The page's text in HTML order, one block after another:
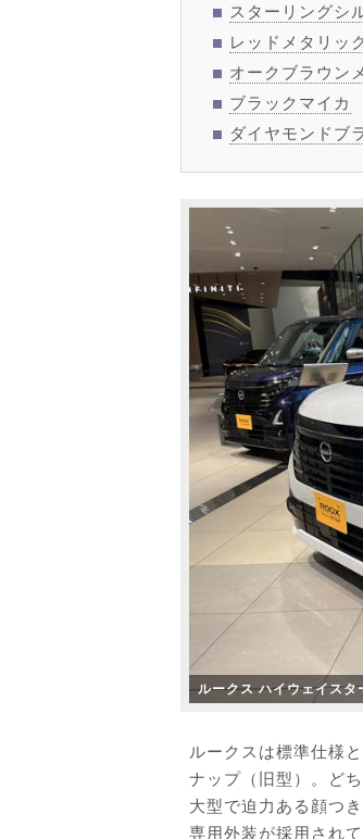
スターリングシ
レッドメタリッ
オークブラウン
ブラックマイカ
ダイヤモンドブ
ルークス ハイウェイスタ
ルークスは標準仕様
ナップ（旧型）。ど
大型で迫力ある顔つ
専用外装が採用され